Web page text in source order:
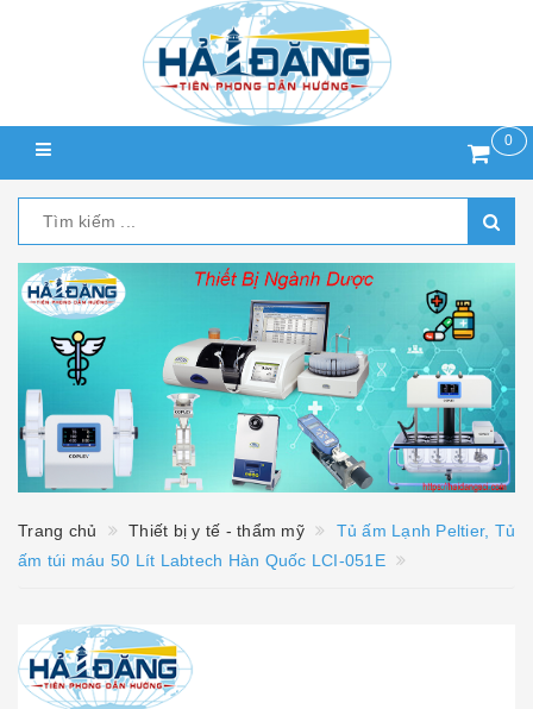
0
Trang chủ Thiết bị y tế - thẩm mỹ
Tủ ấm Lạnh Peltier, Tủ
ấm túi máu 50 Lít Labtech Hàn Quốc LCI-051E